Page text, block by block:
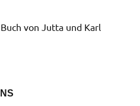
von Jutta und Karl